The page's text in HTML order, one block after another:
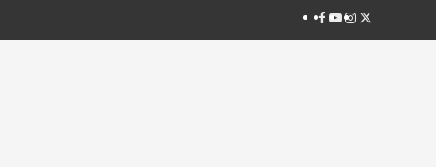
Facebook
Youtube
Instagram
Twitter